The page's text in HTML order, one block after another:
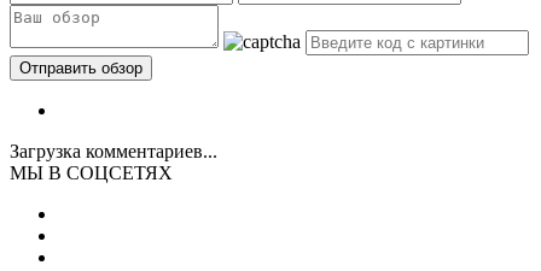
Загрузка комментариев...
МЫ В СОЦСЕТЯХ